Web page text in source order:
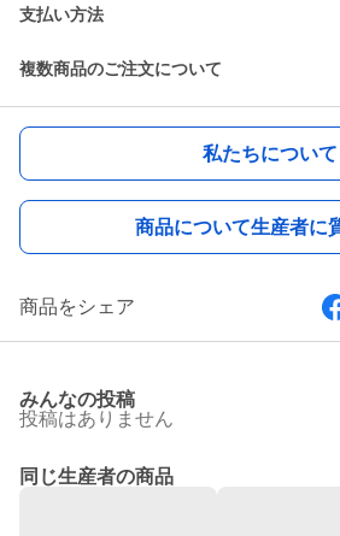
支払い方法
複数商品のご注文について
私たちについて
商品について生産者に
商品をシェア
みんなの投稿
投稿はありません
同じ生産者の商品